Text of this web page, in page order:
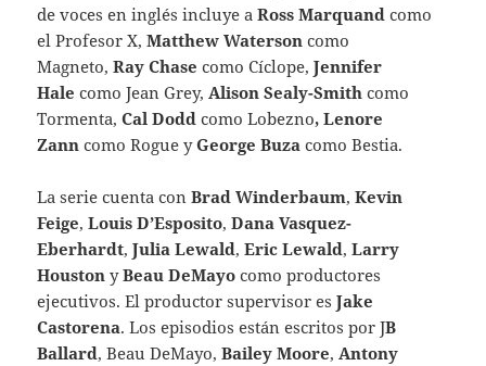
de voces en inglés incluye aRoss Marquand como
el Profesor X,Matthew Waterson como
Magneto,Ray Chasecomo Cíclope,Jennifer
Hale como Jean Grey, Alison Sealy-Smith como
Tormenta,Cal Dodd como Lobezno, Lenore
Zann como Rogue yGeorge Buza como Bestia.
La serie cuenta conBrad Winderbaum,Kevin
Feige,Louis D’Esposito,Dana Vasquez-
Eberhardt,Julia Lewald,Eric Lewald,Larry
Houston yBeau DeMayo como productores
ejecutivos. El productor supervisor esJake
Castorena. Los episodios están escritos por JB
Ballard, Beau DeMayo,Bailey Moore, Antony